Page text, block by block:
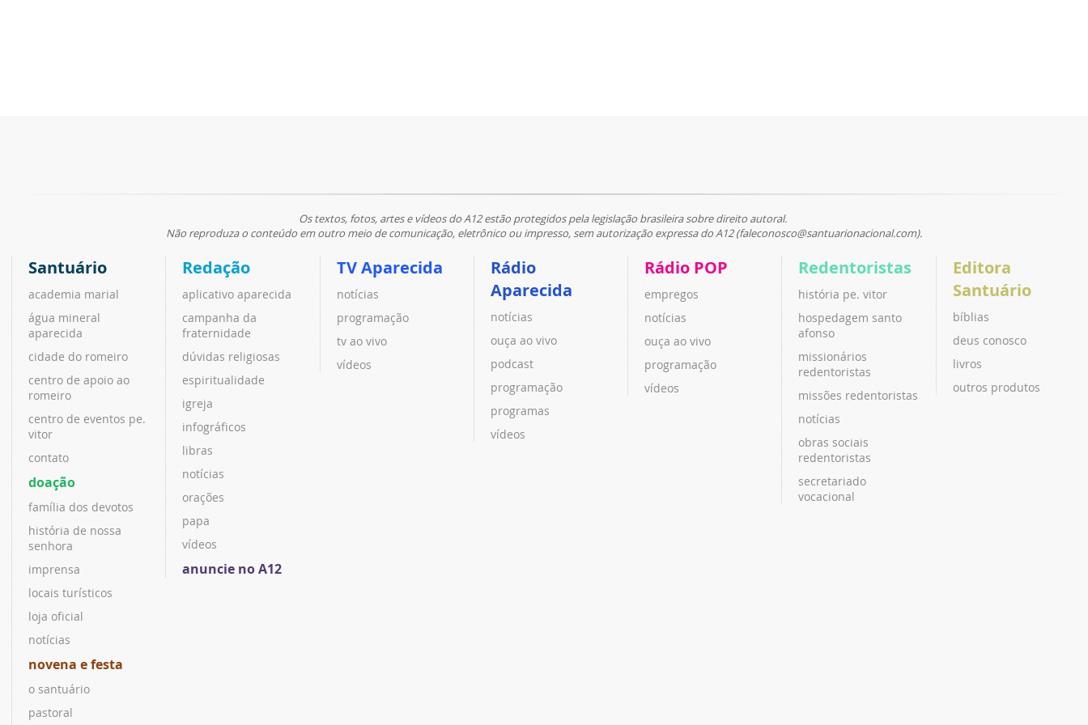
Os textos, fotos, artes e vídeos do A12 estão protegidos pela legislação brasileira sobre direito autoral.
Não reproduza o conteúdo em outro meio de comunicação, eletrônico ou impresso, sem autorização expressa do A12 (faleconosco@santuarionacional.com).
Santuário
academia marial
água mineral
aparecida
cidade do romeiro
centro de apoio ao
romeiro
centro de eventos pe.
vitor
contato
doação
família dos devotos
história de nossa
senhora
imprensa
locais turísticos
loja oficial
notícias
novena e festa
o santuário
pastoral
Redação
aplicativo aparecida
campanha da
fraternidade
dúvidas religiosas
espiritualidade
igreja
infográficos
libras
notícias
orações
papa
vídeos
anuncie no A12
TV Aparecida
notícias
programação
tv ao vivo
vídeos
Rádio
Aparecida
notícias
ouça ao vivo
podcast
programação
programas
vídeos
Rádio POP
empregos
notícias
ouça ao vivo
programação
vídeos
Redentoristas
história pe. vitor
hospedagem santo
afonso
missionários
redentoristas
missões redentoristas
notícias
obras sociais
redentoristas
secretariado
vocacional
Editora
Santuário
bíblias
deus conosco
livros
outros produtos